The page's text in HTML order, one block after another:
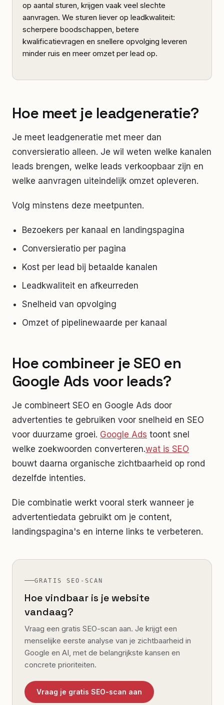
op aantal sturen, krijgen vaak veel slechte
aanvragen. We sturen liever op leadkwaliteit:
scherpere boodschappen, betere
kwalificatievragen en snellere opvolging leveren
minder ruis en meer omzet per lead op.
Hoe meet je leadgeneratie?
Je meet leadgeneratie met meer dan
conversieratio alleen. Je wil weten welke kanalen
leads brengen, welke leads verkoopbaar zijn en
welke aanvragen uiteindelijk omzet opleveren.
Volg minstens deze meetpunten.
Bezoekers per kanaal en landingspagina
Conversieratio per pagina
Kost per lead bij betaalde kanalen
Leadkwaliteit en afkeurreden
Snelheid van opvolging
Omzet of pipelinewaarde per kanaal
Hoe combineer je SEO en
Google Ads voor leads?
Je combineert SEO en Google Ads door
advertenties te gebruiken voor snelheid en SEO
voor duurzame groei. Google Ads toont snel
welke zoekwoorden converteren.wat is SEO
bouwt daarna organische zichtbaarheid op rond
dezelfde intenties.
Die combinatie werkt vooral sterk wanneer je
advertentiedata gebruikt om je content,
landingspagina's en interne links te verbeteren.
GRATIS SEO-SCAN
Hoe vindbaar is je website
vandaag?
Vraag een gratis SEO-scan aan. Je krijgt een
menselijke eerste analyse van je zichtbaarheid in
Google en AI, met de belangrijkste kansen en
concrete prioriteiten.
Vraag je gratis SEO-scan aan